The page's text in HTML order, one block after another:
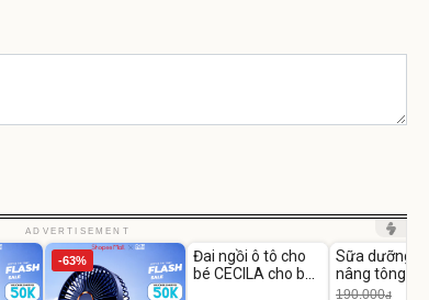
ADVERTISEMENT
-63%
Đai ngồi ô tô cho
bé CECILA cho bé
-27%
Unmute
Sữa dưỡng thể
nâng tông tức
Vaseline Body
190.000đ